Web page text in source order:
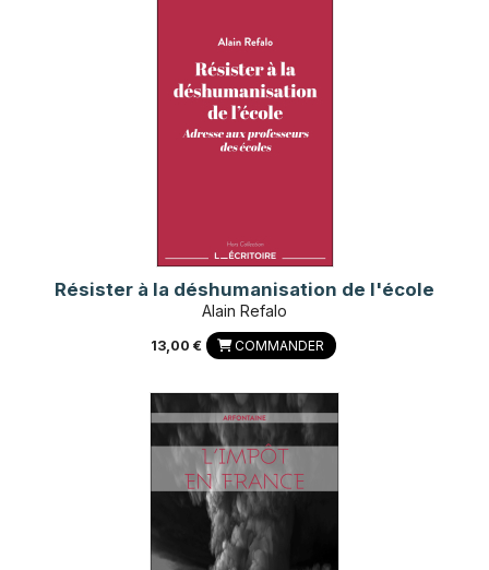
Résister à la déshumanisation de l'école
Alain Refalo
13,00 € COMMANDER